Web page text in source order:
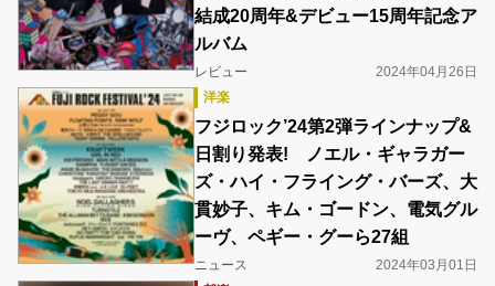
結成20周年&デビュー15周年記念ア
ルバム
レビュー
2024年04月26日
洋楽
フジロック’24第2弾ラインナップ&
日割り発表! ノエル・ギャラガー
ズ・ハイ・フライング・バーズ、大
貫妙子、キム・ゴードン、電気グル
ーヴ、ペギー・グーら27組
ニュース
2024年03月01日